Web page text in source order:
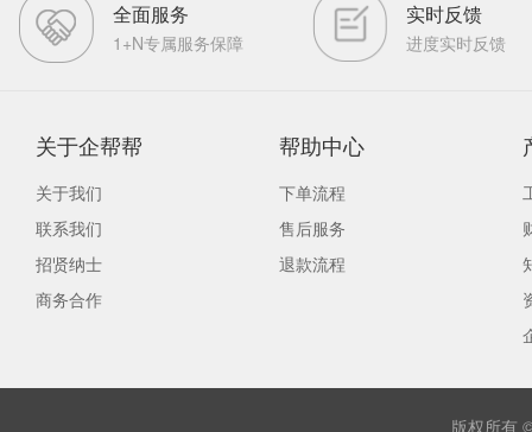
全面服务
1+N专属服务保障
实时反馈
进度实时反馈
关于企帮帮
关于我们
联系我们
招贤纳士
商务合作
帮助中心
下单流程
售后服务
退款流程
版权所有